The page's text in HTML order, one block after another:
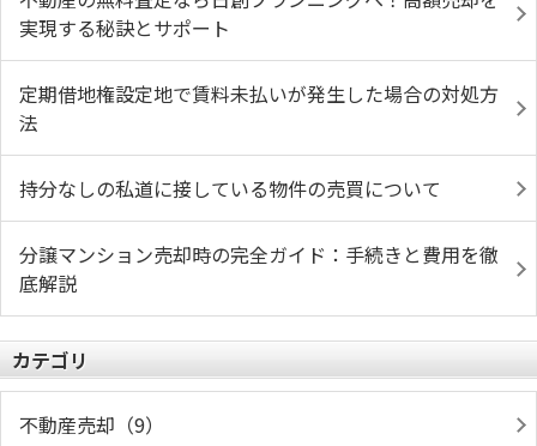
実現する秘訣とサポート
定期借地権設定地で賃料未払いが発生した場合の対処方
法
持分なしの私道に接している物件の売買について
分譲マンション売却時の完全ガイド：手続きと費用を徹
底解説
カテゴリ
不動産売却（9）